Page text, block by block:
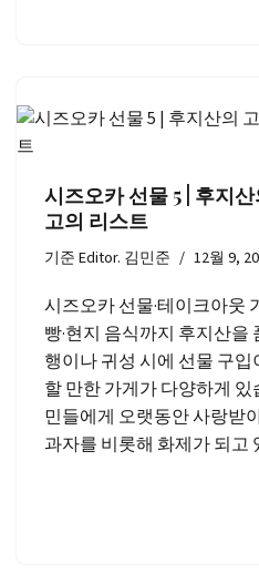
시즈오카 선물 5 | 후지
고의 리스트
기준Editor. 김민준 12월 9,
시즈오카 선물·테이크아웃
빵·현지 음식까지 후지산을
행이나 귀성 시에 선물 구
할 만한 가게가 다양하게
민들에게 오랫동안 사랑받
과자를 비롯해 화제가 되